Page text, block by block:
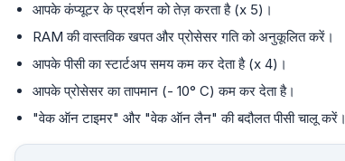
आपके कंप्यूटर के प्रदर्शन को तेज़ करता है (x 5)।
RAM की वास्तविक खपत और प्रोसेसर गति को अनुकूलित करें।
आपके पीसी का स्टार्टअप समय कम कर देता है (x 4)।
आपके प्रोसेसर का तापमान (- 10° C) कम कर देता है।
"वेक ऑन टाइमर" और "वेक ऑन लैन" की बदौलत पीसी चालू करें।